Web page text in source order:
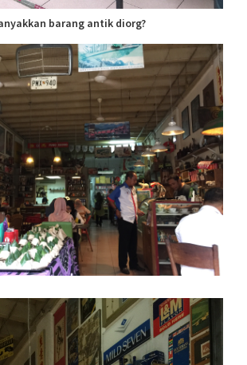
barang antik diorg?